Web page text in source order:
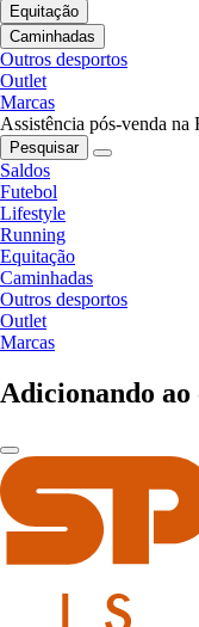
Equitação
Caminhadas
Outros desportos
Outlet
Marcas
Assistência pós-venda na
Pesquisar
Saldos
Futebol
Lifestyle
Running
Equitação
Caminhadas
Outros desportos
Outlet
Marcas
Adicionando